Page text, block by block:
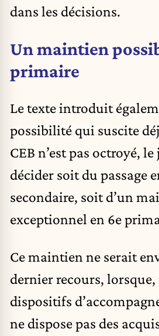
dans les décisions.
Un maintien
primaire
Le texte introduit
possibilité qui suscite
CEB n’est pas octroyé,
décider soit du passage
secondaire, soit d’un
exceptionnel en 6e
Ce maintien ne serait
dernier recours, lorsque,
dispositifs
ne dispose pas des